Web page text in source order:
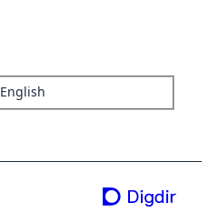
English